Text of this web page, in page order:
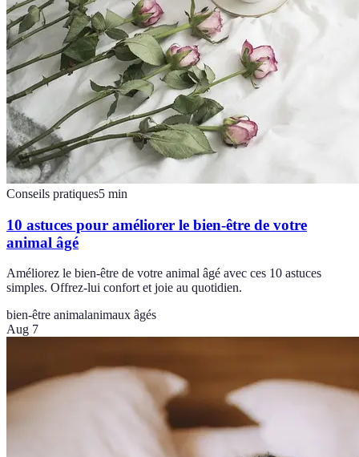
Conseils pratiques5 min
10 astuces pour améliorer le bien-être de votre
animal âgé
Améliorez le bien-être de votre animal âgé avec ces 10 astuces
simples. Offrez-lui confort et joie au quotidien.
bien-être animalanimaux âgés
Aug 7